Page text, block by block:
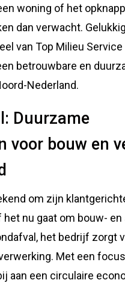
woning of het
dan verwacht.
van Top Milieu Service
betrouwbare en
Nederland.
Duurzame
voor bouw en
om zijn
nu gaat om bouw-
het bedrijf zorgt
Met een
aan een circulaire